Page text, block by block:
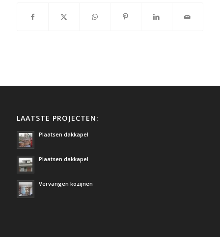
LAATSTE PROJECTEN:
Plaatsen dakkapel
Plaatsen dakkapel
Vervangen kozijnen